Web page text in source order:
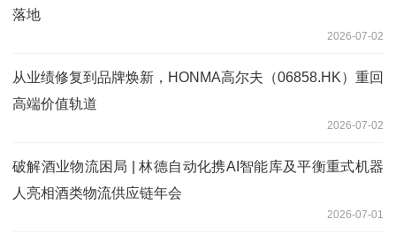
落地
2026-07-02
从业绩修复到品牌焕新，HONMA高尔夫（06858.HK）重回
高端价值轨道
2026-07-02
破解酒业物流困局 | 林德自动化携AI智能库及平衡重式机器
人亮相酒类物流供应链年会
2026-07-01